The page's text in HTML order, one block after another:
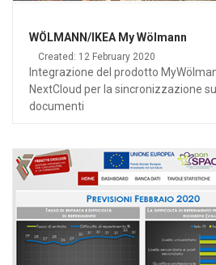
WÖLMANN/IKEA My Wölmann
Created: 12 February 2020
Integrazione del prodotto
NextCloud per la sincronizzazione
documenti